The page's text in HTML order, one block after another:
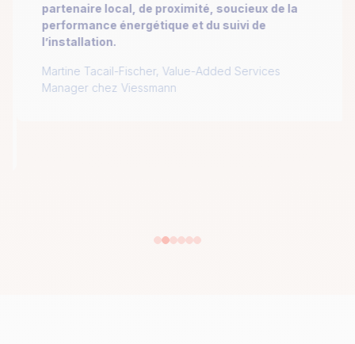
partenaire local, de proximité, soucieux de la
performance énergétique et du suivi de
l’installation.
Martine Tacail-Fischer, Value-Added Services
Manager chez Viessmann